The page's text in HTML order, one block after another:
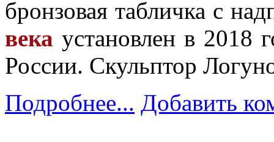
бронзовая табличка с
века установлен в 2018
России. Скульптор
Подробнее... Добавить